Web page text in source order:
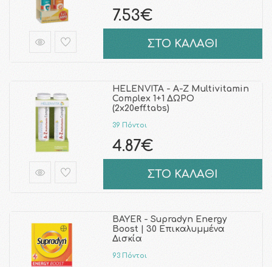
7.53€
ΣΤΟ ΚΑΛΑΘΙ
HELENVITA - A-Z Multivitamin
Complex 1+1 ΔΩΡΟ
(2x20eff.tabs)
39 Πόντοι
4.87€
ΣΤΟ ΚΑΛΑΘΙ
BAYER - Supradyn Energy
Boost | 30 Επικαλυμμένα
Δισκία
93 Πόντοι